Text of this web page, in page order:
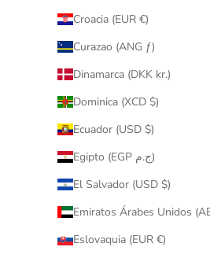
Croacia (EUR €)
Curazao (ANG ƒ)
Dinamarca (DKK kr.)
Dominica (XCD $)
Ecuador (USD $)
Egipto (EGP ج.م)
El Salvador (USD $)
Eslovaquia (EUR €)